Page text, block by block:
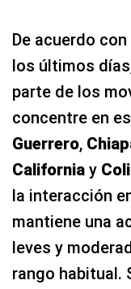
De acuerdo
los últimos
parte de los
concentre en
Guerrero,
California y
la interacción
mantiene una
leves y
rango habitual.